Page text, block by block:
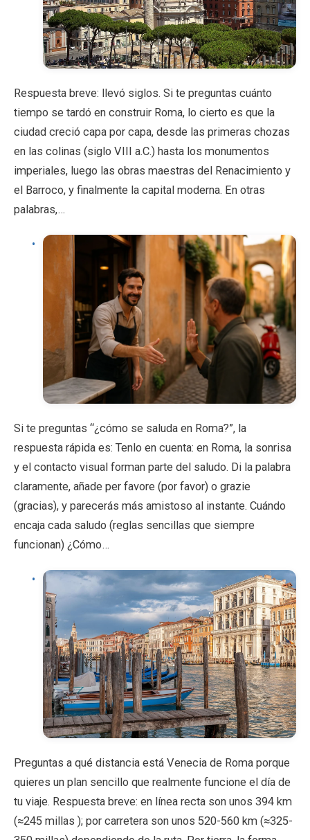
Respuesta breve: llevó siglos. Si te preguntas cuánto
tiempo se tardó en construir Roma, lo cierto es que la
ciudad creció capa por capa, desde las primeras chozas
en las colinas (siglo VIII a.C.) hasta los monumentos
imperiales, luego las obras maestras del Renacimiento y
el Barroco, y finalmente la capital moderna. En otras
palabras,…
Si te preguntas “¿cómo se saluda en Roma?”, la
respuesta rápida es: Tenlo en cuenta: en Roma, la sonrisa
y el contacto visual forman parte del saludo. Di la palabra
claramente, añade per favore (por favor) o grazie
(gracias), y parecerás más amistoso al instante. Cuándo
encaja cada saludo (reglas sencillas que siempre
funcionan) ¿Cómo…
Preguntas a qué distancia está Venecia de Roma porque
quieres un plan sencillo que realmente funcione el día de
tu viaje. Respuesta breve: en línea recta son unos 394 km
(≈245 millas ); por carretera son unos 520-560 km (≈325-